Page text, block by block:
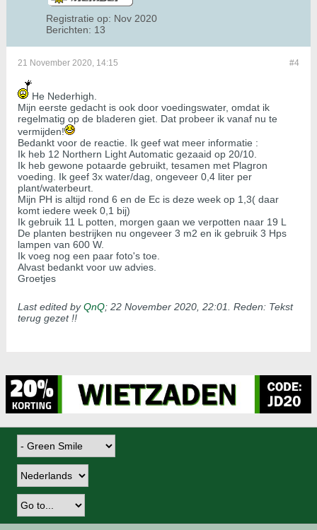
Registratie op: Nov 2020
Berichten: 13
#4
21 November 2020, 14:15
He Nederhigh.
Mijn eerste gedacht is ook door voedingswater, omdat ik
regelmatig op de bladeren giet. Dat probeer ik vanaf nu te
vermijden!
Bedankt voor de reactie. Ik geef wat meer informatie :
Ik heb 12 Northern Light Automatic gezaaid op 20/10.
Ik heb gewone potaarde gebruikt, tesamen met Plagron
voeding. Ik geef 3x water/dag, ongeveer 0,4 liter per
plant/waterbeurt.
Mijn PH is altijd rond 6 en de Ec is deze week op 1,3( daar
komt iedere week 0,1 bij)
Ik gebruik 11 L potten, morgen gaan we verpotten naar 19 L
De planten bestrijken nu ongeveer 3 m2 en ik gebruik 3 Hps
lampen van 600 W.
Ik voeg nog een paar foto's toe.
Alvast bedankt voor uw advies.
Groetjes
Last edited byQnQ; 22 November 2020, 22:01 Reden: Tekst
terug gezet !!